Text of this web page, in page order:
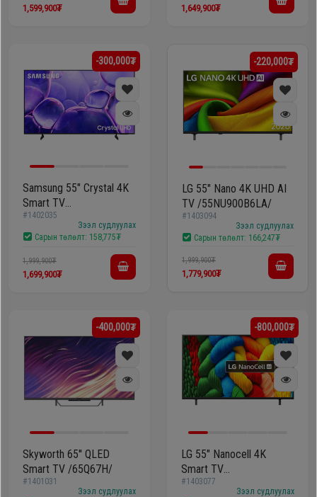
1,599,900₮ 1,649,900₮
-300,000₮
Samsung 55" Crystal 4K
Smart TV
/55U8000FKXXT/
#1402035
Зээл судлуулах
Сарын төлөлт: 158,775₮
1,999,900₮
1,699,900₮
-220,000₮
LG 55" Nano 4K UHD AI
TV /55NU900B6LA/
#1403094
Зээл судлуулах
Сарын төлөлт: 166,247₮
1,999,900₮
1,779,900₮
-400,000₮
Skyworth 65'' QLED
Smart TV /65Q67H/
#1401031
Зээл судлуулах
-800,000₮
LG 55" Nanocell 4K
Smart TV
/55NANO80A6B/
#1403077
Зээл судлуулах